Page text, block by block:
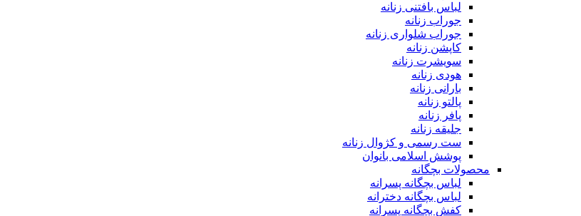
لباس بافتنی زنانه
جوراب زنانه
جوراب شلواری زنانه
کاپشن زنانه
سویشرت زنانه
هودی زنانه
بارانی زنانه
پالتو زنانه
پافر زنانه
جلیقه زنانه
ست رسمی و کژوال زنانه
پوشش اسلامی بانوان
محصولات بچگانه
لباس بچگانه پسرانه
لباس بچگانه دخترانه
کفش بچگانه پسرانه